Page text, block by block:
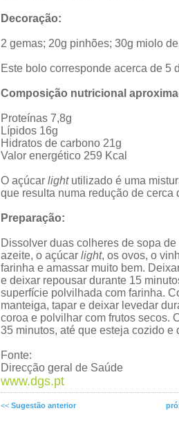
Decoração:
2 gemas; 20g pinhões; 30g miolo
Este bolo corresponde acerca de 5
Composição nutricional
Proteínas 7,8g
Lípidos 16g
Hidratos de carbono 21g
Valor energético 259 Kcal
O açúcar lightutilizado é uma
que resulta numa redução de
Preparação:
Dissolver duas colheres de sopa
azeite, o açúcar light, os ovos, o
farinha e amassar muito bem.
e deixar repousar durante 15
superfície polvilhada com farinha.
manteiga, tapar e deixar levedar
coroa e polvilhar com frutos secos.
35 minutos, até que esteja cozido e
Fonte:
Direcção geral de Saúde
www.dgs.pt
<< Sugestão anterior